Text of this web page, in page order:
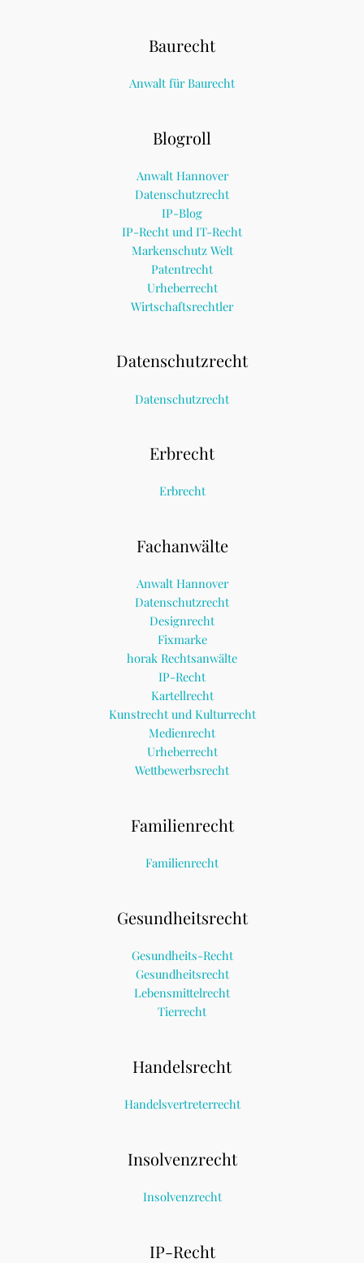
Baurecht
Anwalt für Baurecht
Blogroll
Anwalt Hannover
Datenschutzrecht
IP-Blog
IP-Recht und IT-Recht
Markenschutz Welt
Patentrecht
Urheberrecht
Wirtschaftsrechtler
Datenschutzrecht
Datenschutzrecht
Erbrecht
Erbrecht
Fachanwälte
Anwalt Hannover
Datenschutzrecht
Designrecht
Fixmarke
horak Rechtsanwälte
IP-Recht
Kartellrecht
Kunstrecht und Kulturrecht
Medienrecht
Urheberrecht
Wettbewerbsrecht
Familienrecht
Familienrecht
Gesundheitsrecht
Gesundheits-Recht
Gesundheitsrecht
Lebensmittelrecht
Tierrecht
Handelsrecht
Handelsvertreterrecht
Insolvenzrecht
Insolvenzrecht
IP-Recht